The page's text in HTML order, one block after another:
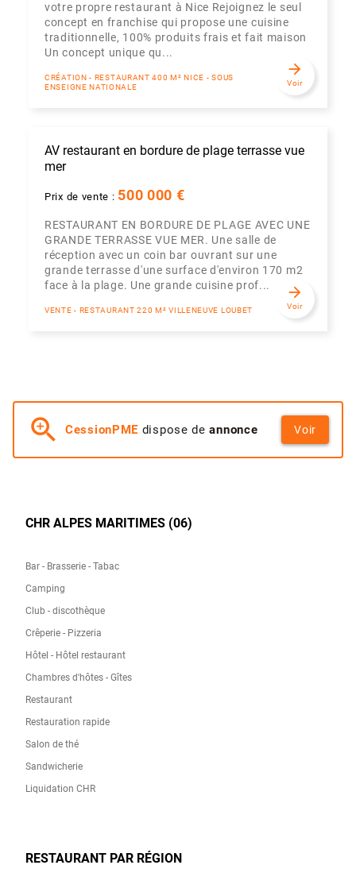
votre propre restaurant à Nice Rejoignez le seul
concept en franchise qui propose une cuisine
traditionnelle, 100% produits frais et fait maison
Un concept unique qu...
CRÉATION - RESTAURANT 400 M² NICE - SOUS
ENSEIGNE NATIONALE
arrow_forward
Voir
AV restaurant en bordure de plage terrasse vue
mer
Prix de vente : 500 000 €
RESTAURANT EN BORDURE DE PLAGE AVEC UNE
GRANDE TERRASSE VUE MER. Une salle de
réception avec un coin bar ouvrant sur une
grande terrasse d'une surface d'environ 170 m2
face à la plage. Une grande cuisine prof...
VENTE - RESTAURANT 220 M² VILLENEUVE LOUBET
arrow_forward
Voir
zoom_in CessionPME dispose deannonce Voir
CHR ALPES MARITIMES (06)
Bar - Brasserie - Tabac
Camping
Club - discothèque
Crêperie - Pizzeria
Hôtel - Hôtel restaurant
Chambres d'hôtes - Gîtes
Restaurant
Restauration rapide
Salon de thé
Sandwicherie
Liquidation CHR
RESTAURANT PAR RÉGION